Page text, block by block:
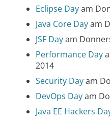
Eclipse Dayam
Java Core Dayam
JSF Dayam
Performance Day
2014
Security Dayam
DevOps Dayam
Java EE Hackers